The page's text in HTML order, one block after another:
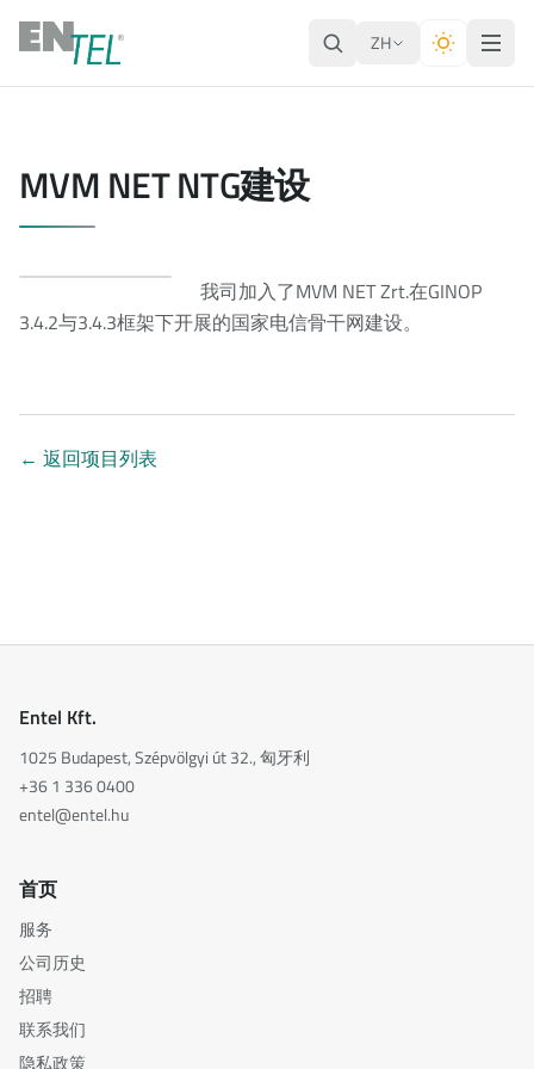
ZH
MVM NET NTG建设
我司加入了MVM NET Zrt.在GINOP
3.4.2与3.4.3框架下开展的国家电信骨干网建设。
← 返回项目列表
Entel Kft.
1025 Budapest, Szépvölgyi út 32., 匈牙利
+36 1 336 0400
entel@entel.hu
首页
服务
公司历史
招聘
联系我们
隐私政策